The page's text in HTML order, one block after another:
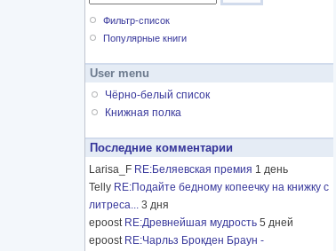
Фильтр-список
Популярные книги
User menu
Чёрно-белый список
Книжная полка
Последние комментарии
Larisa_F RE:Беляевская премия 1 день
Telly RE:Подайте бедному копеечку на книжку с
литреса... 3 дня
epoost RE:Древнейшая мудрость 5 дней
epoost RE:Чарльз Брокден Браун -